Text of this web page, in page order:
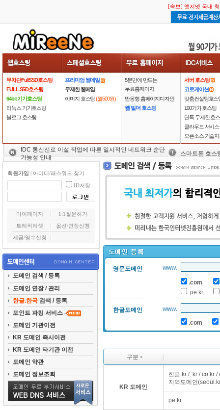
[속보] 엣지넷 국내
무차단FullSSD호스팅
FULL SSD호스팅
64bit 기가호스팅
리눅스 기가호스팅
블로그 호스팅
프리미엄 웹메일
무제한 웹메일
이미지 호스팅(월500원)
5분만에 만드는
무료홈페이지
반응형 홈페이지디자인
웹 빌더 호스팅
서버 호스팅
코로케이션
맞춤컨설팅호스
100기가 호스팅
단독 무제한 호
클라우드 서비스
오픈소스 기술
IDC 통신선로 이설 작업에 따른 일시적인 네트워크 순단
가능성 안내
스마트폰 호스
회원가입 | 아이디/패스워드 찾기
ID저장
마이페이지
1:1질문하기
트래픽리셋
옵션/연장신청
세금/영수신청
도메인 검색 / 등록
도메인 연장 / 관리
한글.한국 검색 / 등록
포인트 파킹 서비스
도메인 기관이전
KR 도메인 즉시이전
KR 도메인 타기관 이전
도메인 약관
도메인 정보조회
영문도메인 www.
.com
.pe.kr
한글도메인
www.
.com
구분
KR 도메인
한글.kr / .kr / co.kr /
지역도메인
pe.kr